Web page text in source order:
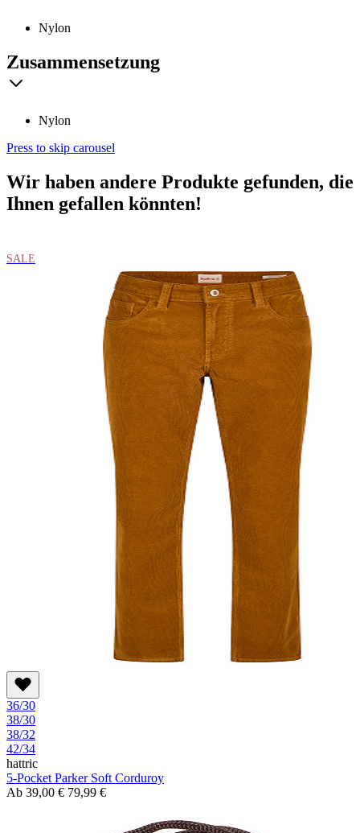
Nylon
Zusammensetzung
Nylon
Press to skip carousel
Wir haben andere Produkte gefunden, die
Ihnen gefallen könnten!
SALE
36/30
38/30
38/32
42/34
hattric
5-Pocket Parker Soft Corduroy
Ab 39,00 € 79,99 €